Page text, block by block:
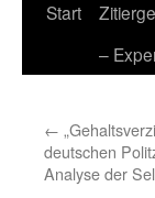
Start
–
←
deutschen
Analyse der